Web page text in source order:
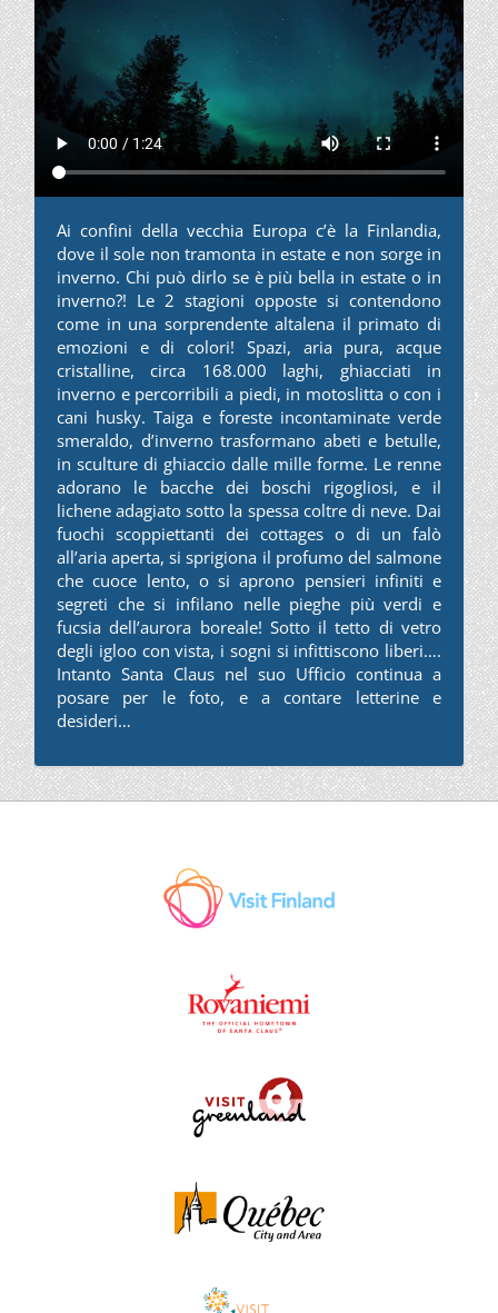
Ai confini della vecchia Europa c’è la Finlandia,
dove il sole non tramonta in estate e non sorge in
inverno. Chi può dirlo se è più bella in estate o in
inverno?! Le 2 stagioni opposte si contendono
come in una sorprendente altalena il primato di
emozioni e di colori! Spazi, aria pura, acque
cristalline, circa 168.000 laghi, ghiacciati in
inverno e percorribili a piedi, in motoslitta o con i
cani husky. Taiga e foreste incontaminate verde
smeraldo, d’inverno trasformano abeti e betulle,
in sculture di ghiaccio dalle mille forme. Le renne
adorano le bacche dei boschi rigogliosi, e il
lichene adagiato sotto la spessa coltre di neve. Dai
fuochi scoppiettanti dei cottages o di un falò
all’aria aperta, si sprigiona il profumo del salmone
che cuoce lento, o si aprono pensieri infiniti e
segreti che si infilano nelle pieghe più verdi e
fucsia dell’aurora boreale! Sotto il tetto di vetro
degli igloo con vista, i sogni si infittiscono liberi….
Intanto Santa Claus nel suo Ufficio continua a
posare per le foto, e a contare letterine e
desideri…